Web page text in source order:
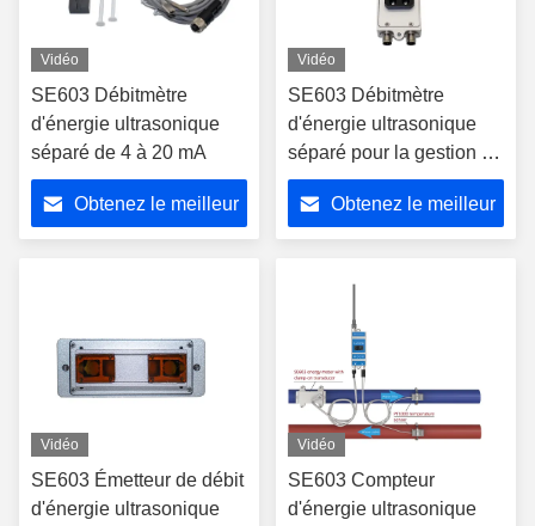
Vidéo
SE603 Débitmètre
d'énergie ultrasonique
séparé de 4 à 20 mA
Obtenez le meilleur
Vidéo
SE603 Débitmètre
d'énergie ultrasonique
séparé pour la gestion de
l'énergie
Obtenez le meilleur
Vidéo
SE603 Émetteur de débit
d'énergie ultrasonique
Vidéo
SE603 Compteur
d'énergie ultrasonique